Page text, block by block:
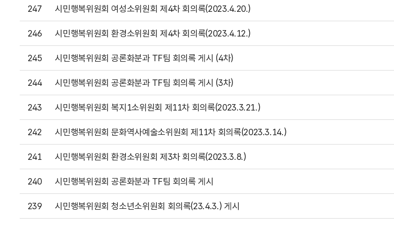
247 시민행복위원회 여성소위원회 제4차 회의록(2023.4.20.)
246 시민행복위원회 환경소위원회 제4차 회의록(2023.4.12.)
245 시민행복위원회 공론화분과 TF팀 회의록 게시 (4차)
244 시민행복위원회 공론화분과 TF팀 회의록 게시 (3차)
243 시민행복위원회 복지1소위원회 제11차 회의록(2023.3.21.)
242 시민행복위원회 문화역사예술소위원회 제11차 회의록(2023.3.14.)
241 시민행복위원회 환경소위원회 제3차 회의록(2023.3.8.)
240 시민행복위원회 공론화분과 TF팀 회의록 게시
239 시민행복위원회 청소년소위원회 회의록(23.4.3.) 게시